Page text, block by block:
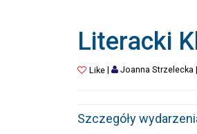
Literacki
Like| Joanna Strzelecka|
Szczegóły